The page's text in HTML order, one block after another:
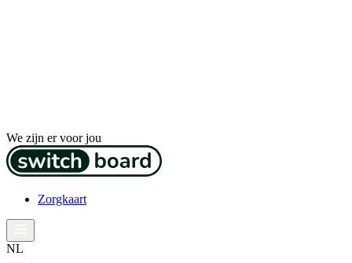
We zijn er voor jou
Zorgkaart
NL